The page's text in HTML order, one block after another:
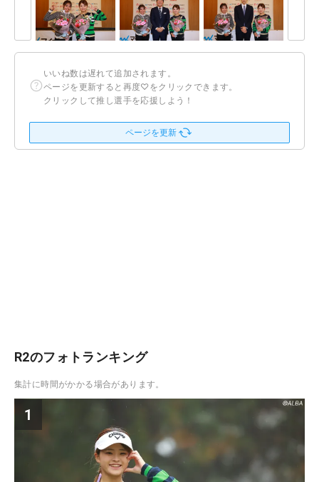
いいね数は遅れて追加されます。
ページを更新すると再度♡をクリックできます。
クリックして推し選手を応援しよう！
ページを更新
R2のフォトランキング
集計に時間がかかる場合があります。
1